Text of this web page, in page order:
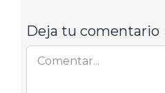
Deja tu comentario
Comentar